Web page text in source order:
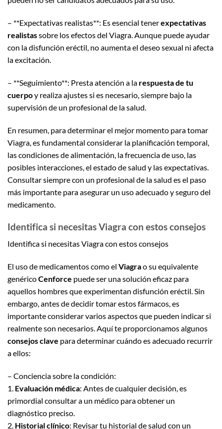
– **Expectativas realistas**: Es esencial tenerexpectativas
realistassobre los efectos del Viagra. Aunque puede ayudar
con la disfunción eréctil, no aumenta el deseo sexual ni afecta
la excitación.
– **Seguimiento**: Presta atención a la respuesta de tu
cuerpoy realiza ajustes si es necesario, siempre bajo la
supervisión de un profesional de la salud.
En resumen, para determinar el mejor momento para tomar
Viagra, es fundamental considerar la planificación temporal,
las condiciones de alimentación, la frecuencia de uso, las
posibles interacciones, el estado de salud y las expectativas.
Consultar siempre con un profesional de la salud es el paso
más importante para asegurar un uso adecuado y seguro del
medicamento.
Identifica si necesitas Viagra con estos consejos
Identifica si necesitas Viagra con estos consejos
El uso de medicamentos como el Viagrao su equivalente
genéricoCenforce puede ser una solución eficaz para
aquellos hombres que experimentan disfunción eréctil. Sin
embargo, antes de decidir tomar estos fármacos, es
importante considerar varios aspectos que pueden indicar si
realmente son necesarios. Aquí te proporcionamos algunos
consejos clave para determinar cuándo es adecuado recurrir
a ellos:
– Conciencia sobre la condición:
1. Evaluación médica: Antes de cualquier decisión, es
primordial consultar a un médico para obtener un
diagnóstico preciso.
2. Historial clínico: Revisar tu historial de salud con un